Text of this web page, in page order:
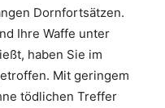
Dornfortsätzen.
Ihre Waffe unter
haben Sie im
Mit geringem
tödlichen Treffer